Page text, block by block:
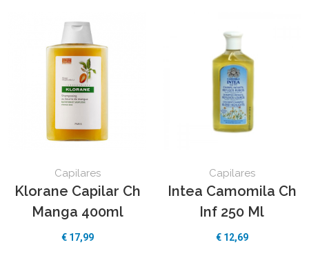
Capilares
Klorane Capilar Ch
Manga 400ml
€ 17,99
Capilares
Intea Camomila Ch
Inf 250 Ml
€ 12,69